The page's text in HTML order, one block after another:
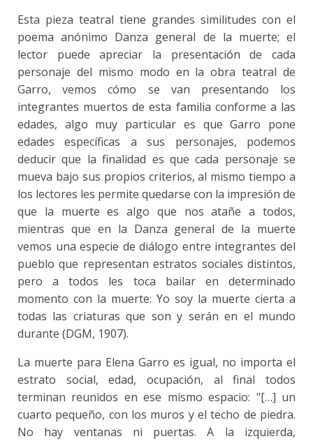
Esta pieza teatral tiene grandes similitudes con el
poema anónimo Danza general de la muerte; el
lector puede apreciar la presentación de cada
personaje del mismo modo en la obra teatral de
Garro, vemos cómo se van presentando los
integrantes muertos de esta familia conforme a las
edades, algo muy particular es que Garro pone
edades específicas a sus personajes, podemos
deducir que la finalidad es que cada personaje se
mueva bajo sus propios criterios, al mismo tiempo a
los lectores les permite quedarse con la impresión de
que la muerte es algo que nos atañe a todos,
mientras que en la Danza general de la muerte
vemos una especie de diálogo entre integrantes del
pueblo que representan estratos sociales distintos,
pero a todos les toca bailar en determinado
momento con la muerte: Yo soy la muerte cierta a
todas las criaturas que son y serán en el mundo
durante (DGM, 1907).
La muerte para Elena Garro es igual, no importa el
estrato social, edad, ocupación, al final todos
terminan reunidos en ese mismo espacio: "[…] un
cuarto pequeño, con los muros y el techo de piedra.
No hay ventanas ni puertas. A la izquierda,